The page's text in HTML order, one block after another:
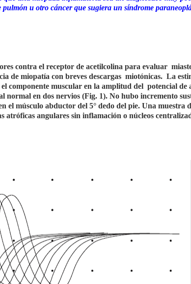
u otro cáncer que sugiera un síndrome
contra el receptor de acetilcolina para evaluar
de miopatía con breves descargas miotónicas. La
componente muscular en la amplitud del potencial de
normal en dos nervios (Fig. 1). No hubo incremento
el músculo abductor del 5° dedo del pie. Una muestra
atróficas angulares sin inflamación o núcleos